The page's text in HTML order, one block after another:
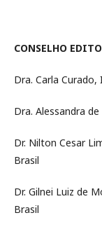
CONSELHO
Dra. Carla Curado,
Dra. Alessandra
Dr. Nilton Cesar
Brasil
Dr. Gilnei Luiz de
Brasil